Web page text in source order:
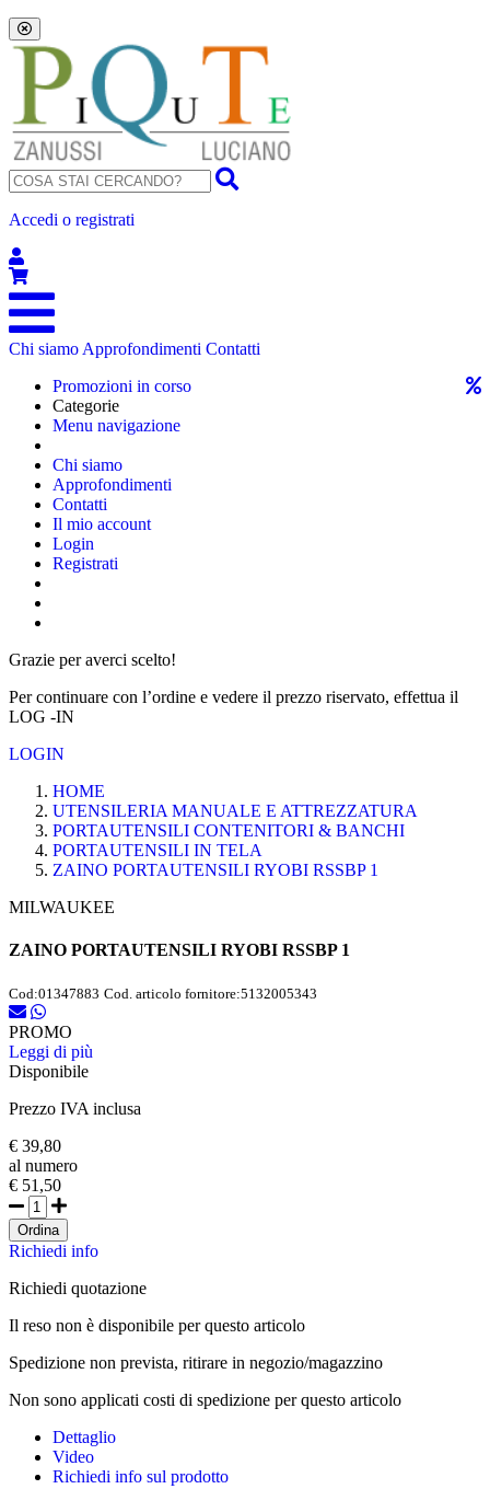
Accedi o registrati
Chi siamo Approfondimenti Contatti
Promozioni in corso
Categorie
Menu navigazione
Chi siamo
Approfondimenti
Contatti
Il mio account
Login
Registrati
Grazie per averci scelto!
Per continuare con l’ordine e vedere il prezzo riservato, effettua il
LOG -IN
LOGIN
HOME
UTENSILERIA MANUALE E ATTREZZATURA
PORTAUTENSILI CONTENITORI & BANCHI
PORTAUTENSILI IN TELA
ZAINO PORTAUTENSILI RYOBI RSSBP 1
MILWAUKEE
ZAINO PORTAUTENSILI RYOBI RSSBP 1
Cod:01347883 Cod. articolo fornitore:5132005343
PROMO
Leggi di più
Disponibile
Prezzo IVA inclusa
€ 39,80
al numero
€ 51,50
Ordina
Richiedi info
Richiedi quotazione
Il reso non è disponibile per questo articolo
Spedizione non prevista, ritirare in negozio/magazzino
Non sono applicati costi di spedizione per questo articolo
Dettaglio
Video
Richiedi info sul prodotto